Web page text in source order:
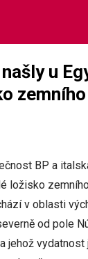
u
BP a
ložisko
v oblasti
od pole
jehož vydatnost